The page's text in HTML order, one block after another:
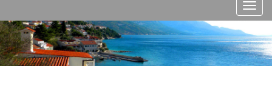
Toggle